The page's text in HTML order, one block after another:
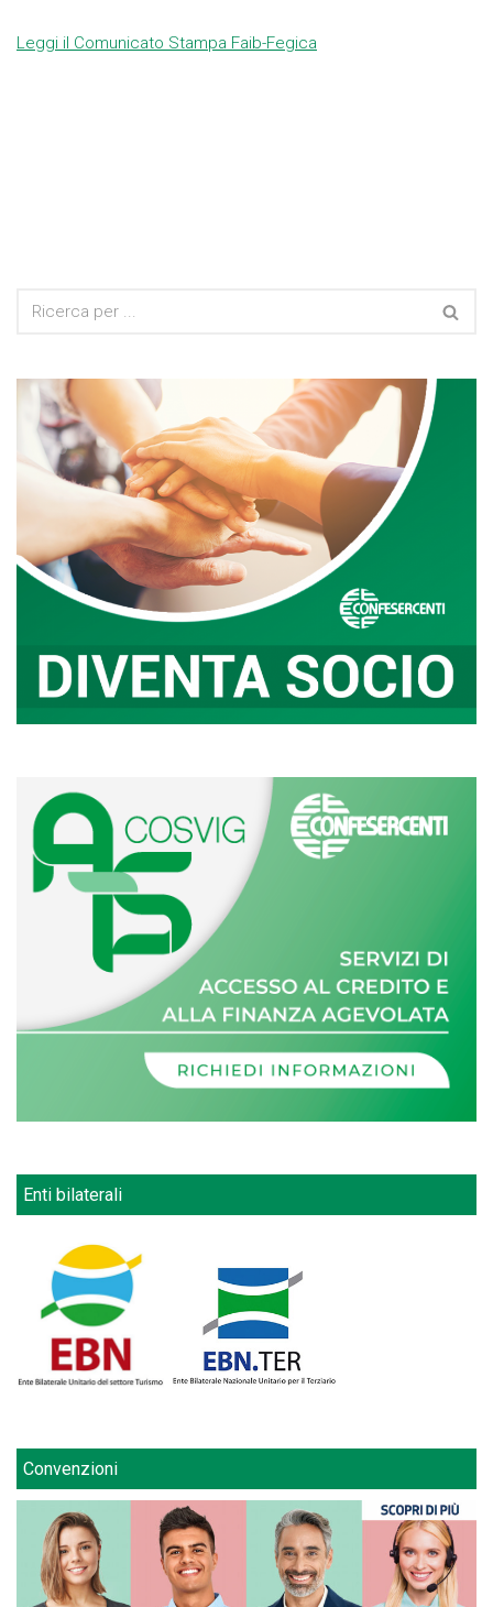
Leggi il Comunicato Stampa Faib-Fegica
Enti bilaterali
Convenzioni